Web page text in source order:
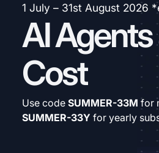
1 July – 31st August 2026
AI
Cost
Use code SUMMER-33M for
SUMMER-33Y for yearly